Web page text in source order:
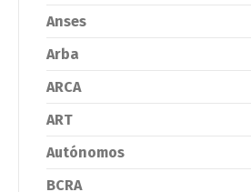
Anses
Arba
ARCA
ART
Autónomos
BCRA